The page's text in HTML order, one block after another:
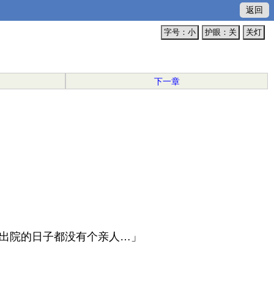
返回
关灯
护眼：关
字号：小
下一章
院的日子都没有个亲人…」